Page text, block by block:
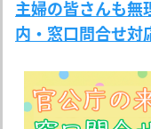
主婦の皆さんも無
内・窓口問合せ